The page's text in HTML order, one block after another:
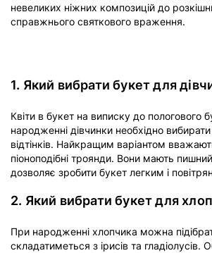
невеликих ніжних композицій до
справжнього святкового враження.
1. Який вибрати букет для
Квіти в букет на виписку до пологового
народженні дівчинки необхідно
відтінків. Найкращим варіантом
піоноподібні троянди. Вони мають
дозволяє зробити букет легким і
2. Який вибрати букет для
При народженні хлопчика можна
складатиметься з ірисів та гладіолусів.